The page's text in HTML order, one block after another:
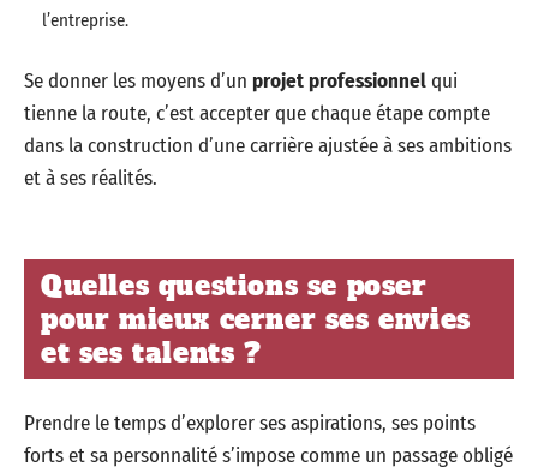
l’entreprise.
Se donner les moyens d’un projet professionnelqui
tienne la route, c’est accepter que chaque étape compte
dans la construction d’une carrière ajustée à ses ambitions
et à ses réalités.
Quelles questions se poser
pour mieux cerner ses envies
et ses talents ?
Prendre le temps d’explorer ses aspirations, ses points
forts et sa personnalité s’impose comme un passage obligé